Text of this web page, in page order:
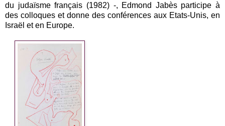
du judaïsme français (1982) -, Edmond Jabès participe à
des colloques et donne des conférences aux Etats-Unis, en
Israël et en Europe.